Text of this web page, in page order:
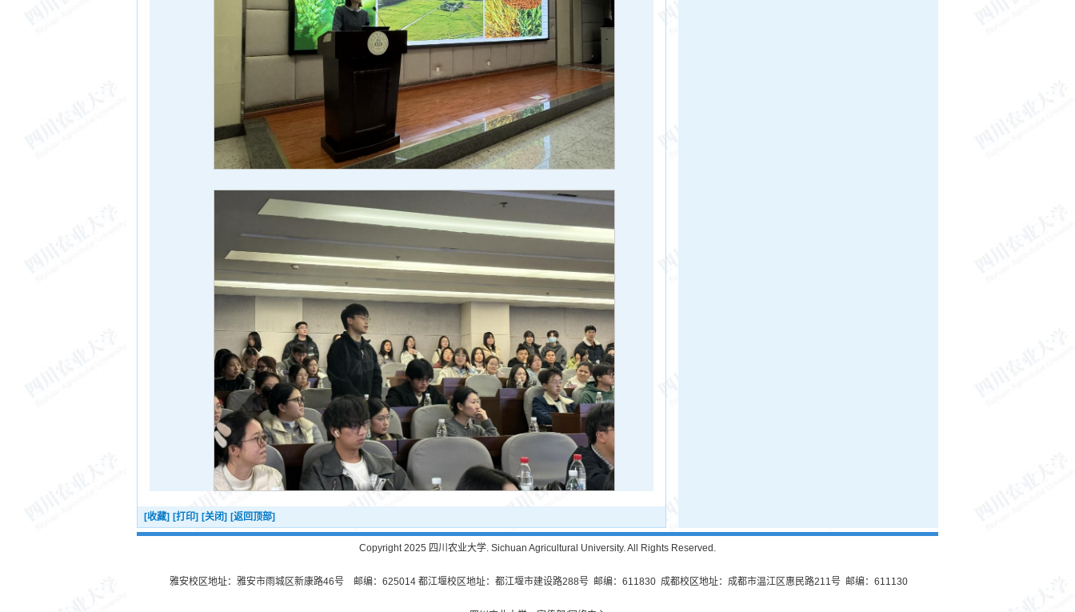
[收藏] [打印] [关闭] [返回顶部]
Copyright 2025 四川农业大学. Sichuan Agricultural University. All Rights Reserved.
雅安校区地址：雅安市雨城区新康路46号 邮编：625014 都江堰校区地址：都江堰市建设路288号 邮编：611830 成都校区地址：成都市温江区惠民路211号 邮编：611130